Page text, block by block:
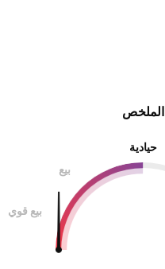
الملخص
حيادية
بيع
بيع قوي